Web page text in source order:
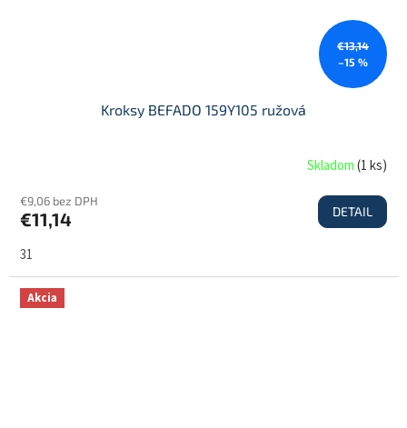
€13,14
–15 %
Kroksy BEFADO 159Y105 ružová
Skladom(1 ks)
€9,06 bez DPH
€11,14 DETAIL
31
Akcia